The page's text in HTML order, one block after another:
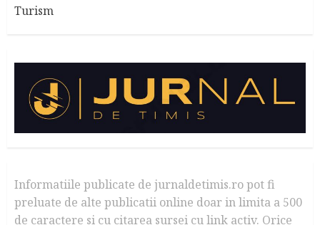
Turism
Informatiile publicate de jurnaldetimis.ro pot fi
preluate de alte publicatii online doar in limita a 500
de caractere si cu citarea sursei cu link activ. Orice